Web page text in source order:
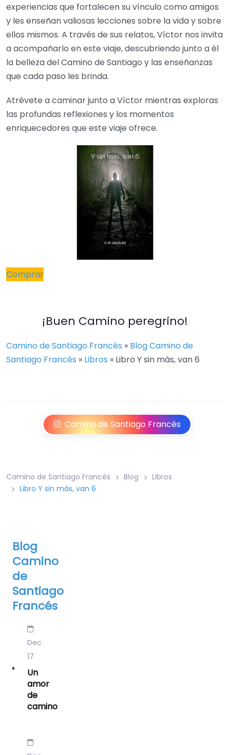
experiencias que fortalecen su vínculo como amigos
y les enseñan valiosas lecciones sobre la vida y sobre
ellos mismos. A través de sus relatos, Víctor nos invita
a acompañarlo en este viaje, descubriendo junto a él
la belleza del Camino de Santiago y las enseñanzas
que cada paso les brinda.
Atrévete a caminar junto a Víctor mientras exploras
las profundas reflexiones y los momentos
enriquecedores que este viaje ofrece.
Comprar
¡Buen Camino peregrino!
Camino de Santiago Francés » Blog Camino de
Santiago Francés » Libros » Libro Y sin más, van 6
Camino de Santiago Francés
Camino de Santiago Francés Blog
Libros
Libro Y sin más, van 6
Blog
Camino
de
Santiago
Francés
Dec
17
Un
amor
de
camino